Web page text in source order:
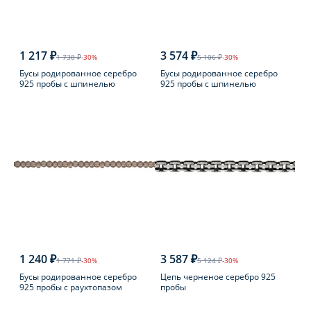
1 217 ₽1 738 ₽-30%
Бусы родированное серебро
925 пробы с шпинелью
3 574 ₽5 106 ₽-30%
Бусы родированное серебро
925 пробы с шпинелью
1 240 ₽1 771 ₽-30%
Бусы родированное серебро
925 пробы с раухтопазом
3 587 ₽5 124 ₽-30%
Цепь черненое серебро 925
пробы